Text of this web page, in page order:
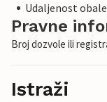
Udaljenost
Pravne
Broj dozvole ili
Istraži